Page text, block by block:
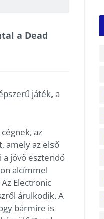
a Dead
játék, a
az
amely az első
a jövő esztendő
alcímmel
Electronic
árulkodik. A
bármire is